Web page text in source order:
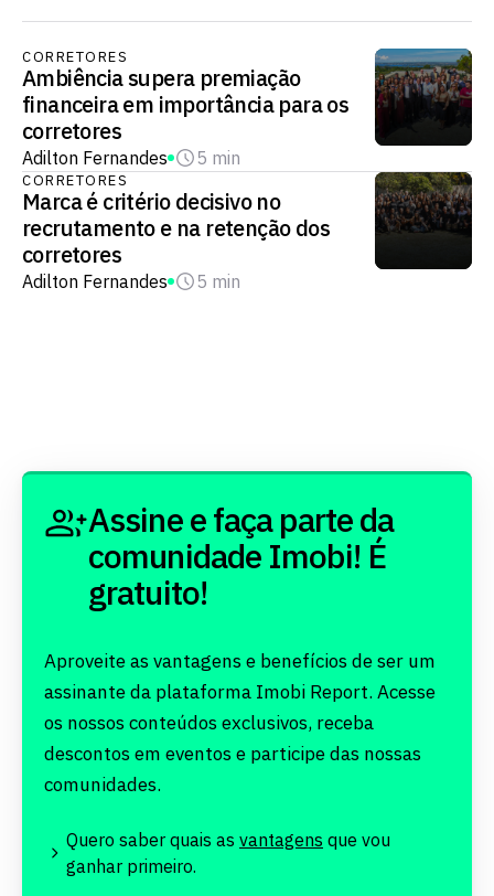
CORRETORES
Ambiência supera premiação
financeira em importância para os
corretores
Adilton Fernandes 5 min
CORRETORES
Marca é critério decisivo no
recrutamento e na retenção dos
corretores
Adilton Fernandes 5 min
Assine e faça parte da
comunidade Imobi! É
gratuito!
Aproveite as vantagens e benefícios de ser um
assinante da plataforma Imobi Report. Acesse
os nossos conteúdos exclusivos, receba
descontos em eventos e participe das nossas
comunidades.
Quero saber quais as vantagens que vou
ganhar primeiro.